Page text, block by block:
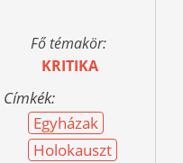
Fő témakör:
KRITIKA
Címkék:
Egyházak
Holokauszt